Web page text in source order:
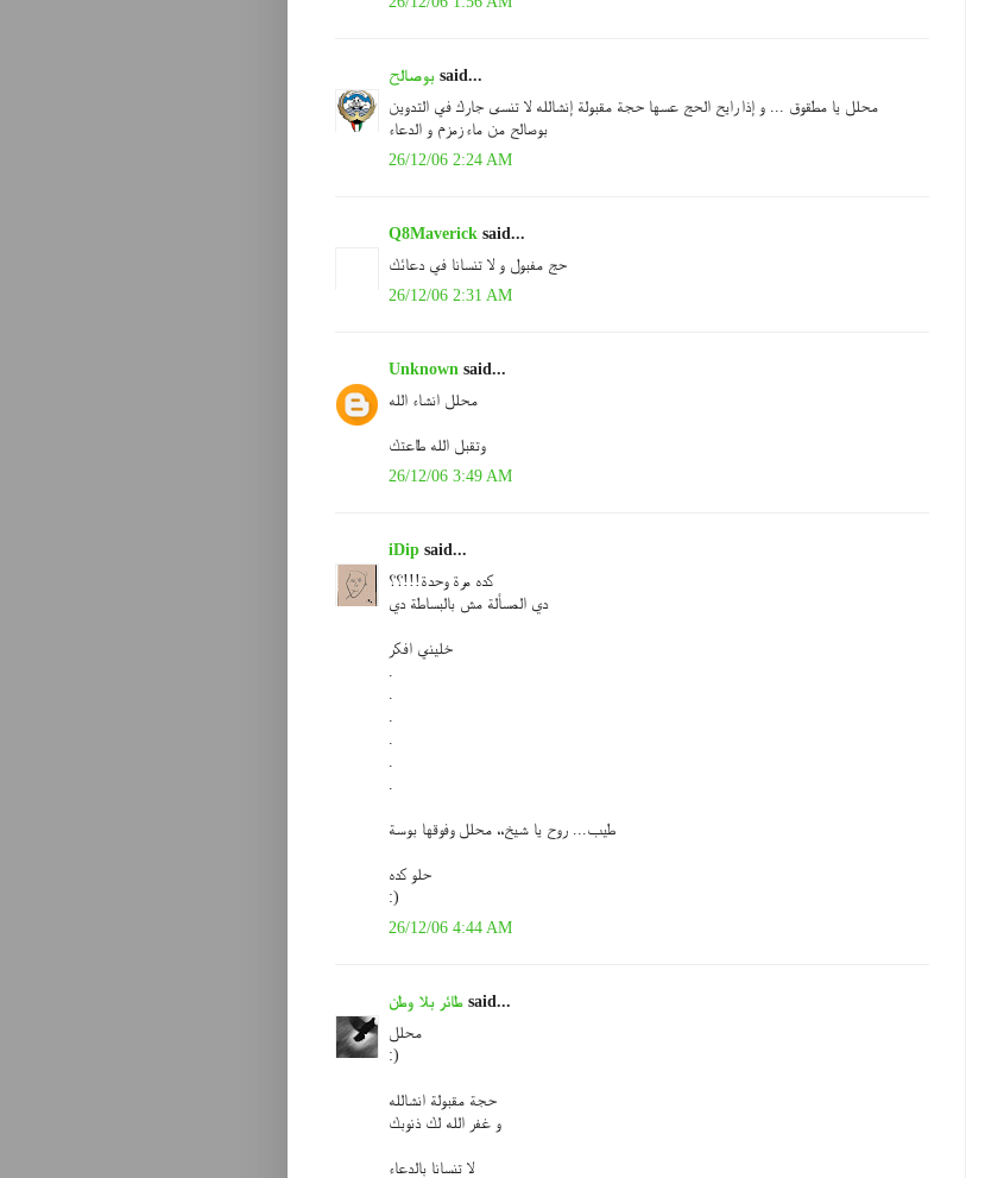
بوصالح said...
محلل يا مطقوق ... و إذا رايح الحج عسها حجة مقبولة إنشالله لا تنسى جارك في التدوين
بوصالح من ماء زمزم و الدعاء
26/12/06 2:24 AM
Q8Maverick said...
حج مفبول و لا تنسانا في دعائك
26/12/06 2:31 AM
Unknown said...
محلل انشاء الله
وتقبل الله طاعتك
26/12/06 3:49 AM
iDip said...
كده مرة وحدة!!!؟؟
دي المسألة مش بالبساطة دي
خليني افكر
طيب... روح يا شيخ،، محلل وفوقها بوسة
حلو كده
:)
26/12/06 4:44 AM
طائر بلا وطن said...
محلل
:)
حجة مقبولة انشالله
و غفر الله لك ذنوبك
لا تنسانا بالدعاء